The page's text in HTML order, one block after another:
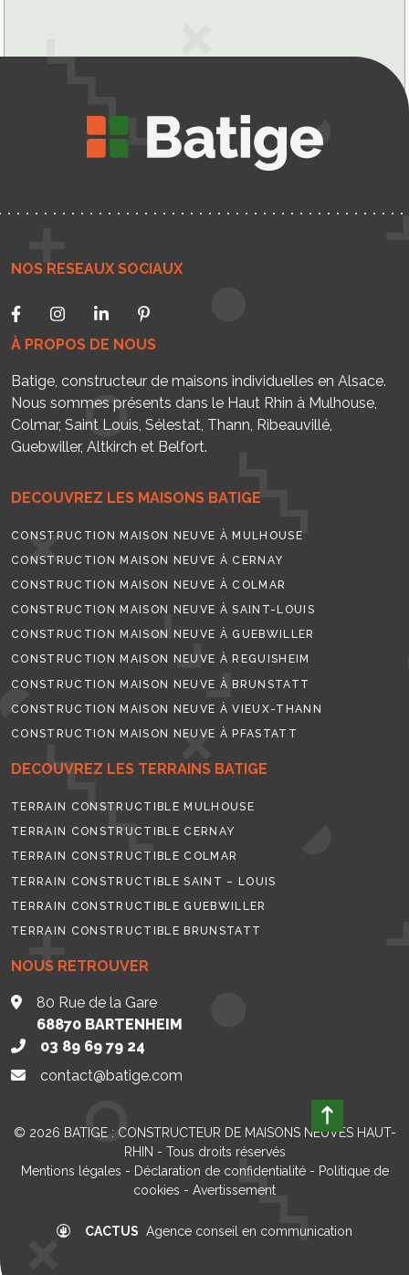
À PROPOS DE NOUS
Batige, constructeur de maisons individuelles en Alsace.
Nous sommes présents dans le Haut Rhin à Mulhouse,
Colmar, Saint Louis, Sélestat, Thann, Ribeauvillé,
Guebwiller, Altkirch et Belfort.
NOUS RETROUVER
80 Rue de la Gare
68870 BARTENHEIM
03 89 69 79 24
contact@batige.com
NOS RESEAUX SOCIAUX
DECOUVREZ LES MAISONS BATIGE
CONSTRUCTION MAISON NEUVE À MULHOUSE
CONSTRUCTION MAISON NEUVE À CERNAY
CONSTRUCTION MAISON NEUVE À COLMAR
CONSTRUCTION MAISON NEUVE À SAINT-LOUIS
CONSTRUCTION MAISON NEUVE À GUEBWILLER
CONSTRUCTION MAISON NEUVE À REGUISHEIM
CONSTRUCTION MAISON NEUVE À BRUNSTATT
CONSTRUCTION MAISON NEUVE À VIEUX-THANN
CONSTRUCTION MAISON NEUVE À PFASTATT
DECOUVREZ LES TERRAINS BATIGE
TERRAIN CONSTRUCTIBLE MULHOUSE
TERRAIN CONSTRUCTIBLE CERNAY
TERRAIN CONSTRUCTIBLE COLMAR
TERRAIN CONSTRUCTIBLE SAINT – LOUIS
TERRAIN CONSTRUCTIBLE GUEBWILLER
TERRAIN CONSTRUCTIBLE BRUNSTATT
© 2026 BATIGE : CONSTRUCTEUR DE MAISONS NEUVES HAUT-
RHIN - Tous droits réservés
Mentions légales - Déclaration de confidentialité- Politique de
cookies - Avertissement
CACTUS Agence conseil en communication